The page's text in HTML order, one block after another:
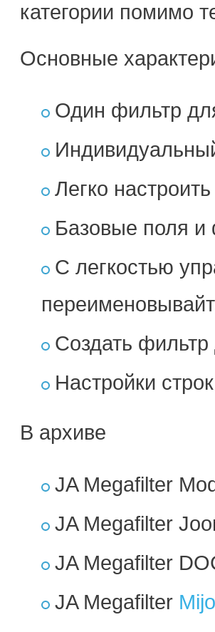
категории помимо
Основные
Один фильтр
Легко
Базовые поля и
С легкостью
Создать
Настройки
В архиве
JA Megafilter
JA Megafilter
JA Megafilter
JA Megafilter